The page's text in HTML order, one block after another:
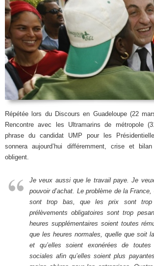
Répétée lors du Discours en Guadeloupe (22
Rencontre avec les Ultramarins de métropole
phrase du candidat UMP pour les
sonnera aujourd’hui différemment, crise et
obligent.
Je veux aussi que le travail paye. Je
pouvoir d’achat. Le problème de la
sont trop bas, que les prix sont
prélèvements obligatoires sont trop
heures supplémentaires soient toutes
que les heures normales, quelle que soit
et qu’elles soient exonérées de
sociales afin qu’elles soient plus